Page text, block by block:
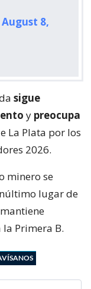
August 8,
sigue
y preocupa
La Plata por los
2026.
minero se
lugar de
la Primera B.